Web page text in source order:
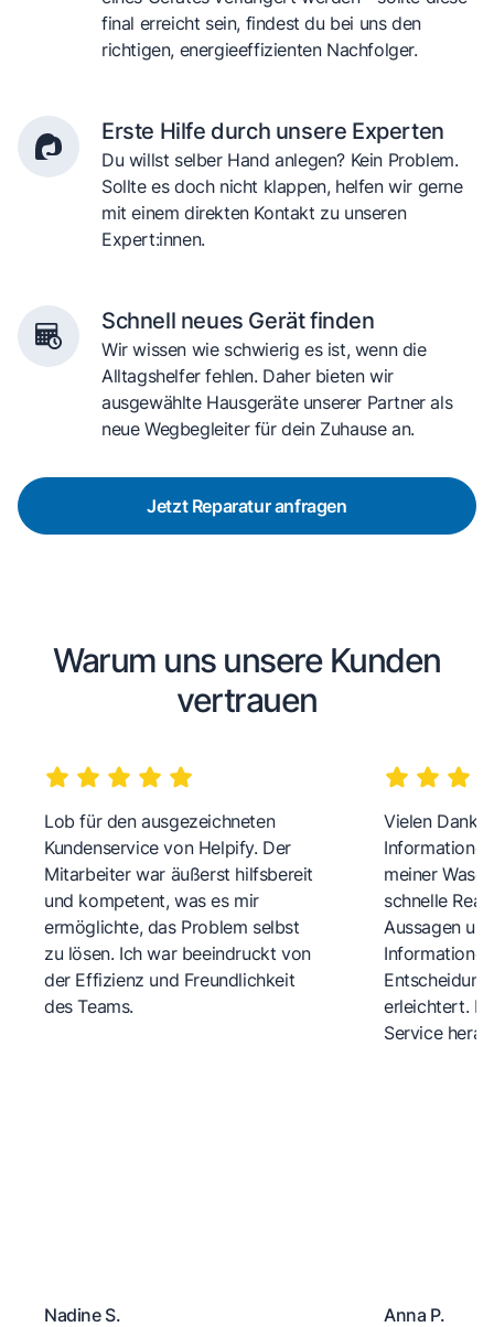
final erreicht sein, findest du bei uns den
richtigen, energieeffizienten Nachfolger.
Erste Hilfe durch unsere Experten
Du willst selber Hand anlegen? Kein Problem.
Sollte es doch nicht klappen, helfen wir gerne
mit einem direkten Kontakt zu unseren
Expert:innen.
Schnell neues Gerät finden
Wir wissen wie schwierig es ist, wenn die
Alltagshelfer fehlen. Daher bieten wir
ausgewählte Hausgeräte unserer Partner als
neue Wegbegleiter für dein Zuhause an.
Jetzt Reparatur anfragen
Warum uns unsere Kunden
vertrauen
Lob für den ausgezeichneten
Kundenservice von Helpify. Der
Mitarbeiter war äußerst hilfsbereit
und kompetent, was es mir
ermöglichte, das Problem selbst
zu lösen. Ich war beeindruckt von
der Effizienz und Freundlichkeit
des Teams.
Nadine S.
Vielen Dank
meiner
schnelle
Aussagen
erleichtert.
Service
Anna P.